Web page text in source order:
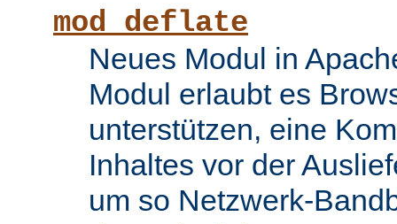
mod_deflate
Neues Modul in
Modul erlaubt es
unterstützen, eine
Inhaltes vor der
um so Netzwerk-